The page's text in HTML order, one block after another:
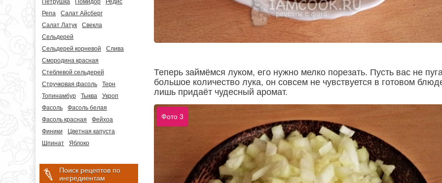
Петрушка
Помидор
Редис
Репа
Салат Айсберг
Салат Латук
Свекла
Сельдерей
Сельдерей корневой
Слива
Смородина красная
Стеблевой сельдерей
Стручковая фасоль
Терн
Топинамбур
Тыква
Укроп
Фасоль
Фасоль белая
Фасоль красная
Фейхоа
Финики
Цветная капуста
Шпинат
Яблоко
Поиск рецептов по
ингредиентам
Теперь займёмся луком, его нужно мелко порезать. Пусть вас не
большое количество лука, он совсем не чувствуется в готовом
лишь придаёт чудесный аромат.
Фото 3